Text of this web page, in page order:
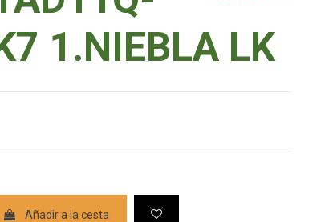
1.NIEBLA LK
Añadir a la cesta